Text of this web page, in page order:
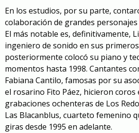
En los estudios, por su parte,
colaboración de grandes
El más notable es, definitivamente,
ingeniero de sonido en sus
posteriormente colocó su piano y
momentos hasta 1998. Cantantes
Fabiana Cantilo, famosas por su
el rosarino Fito Páez, hicieron coros
grabaciones ochenteras de Los
Las Blacanblus, cuarteto femenino
giras desde 1995 en adelante.